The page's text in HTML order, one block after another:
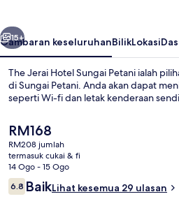
Seterusnya
15+
Gambaran keseluruhanBilikLokasi
The Jerai Hotel Sungai Petani ialah
di Sungai Petani. Anda akan dapat
seperti Wi-fi dan letak kenderaan
Harga
semasa
ialah
RM168
RM168
RM208 jumlah
termasuk cukai & fi
14 Ogo - 15 Ogo
Ulasan
6.86.8 daripada 10
BaikLihat kesemua 29 ulasan